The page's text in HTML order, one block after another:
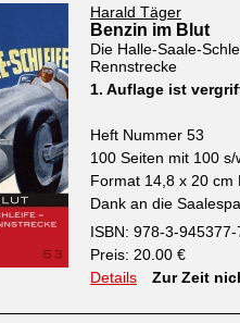
Harald Täger
Benzin im Blut
Die Halle-Saale-
Rennstrecke
1. Auflage ist
Heft Nummer 53
100 Seiten mit 100
Format 14,8 x 20 cm
Dank an die
ISBN: 978-3-
Preis: 20.00 €
Details
Zur Zeit